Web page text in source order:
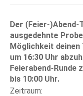
Der (Feier-)Abend-
ausgedehnte
Möglichkeit
um 16:30 Uhr
Feierabend-Runde
bis 10:00 Uhr.
Zeitraum